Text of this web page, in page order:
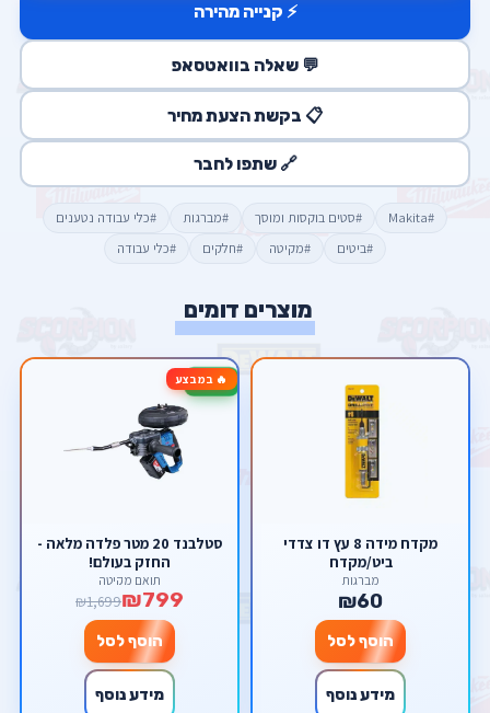
⚡ קנייה מהירה
💬 שאלה בוואטסאפ
📋 בקשת הצעת מחיר
🔗 שתפו לחבר
#Makita #סטים בוקסות ומוסך #מברגות
#כלי עבודה נטענים
#ביטים
#מקיטה #חלקים #כלי עבודה
מוצרים דומים
מקדח מידה 8 עץ דו צדדי
ביט/מקדח
מברגות
₪60
הוסף לסל
מידע נוסף
🔥 במבצע-53%
סטלבנד 20 מטר פלדה מלאה -
החזק בעולם!
תואם מקיטה
₪799
₪1,699
הוסף לסל
מידע נוסף